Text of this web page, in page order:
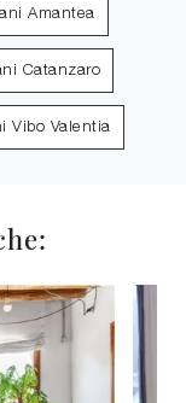
Amantea
Catanzaro
Vibo Valentia